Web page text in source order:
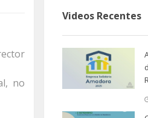
no
Videos Recentes